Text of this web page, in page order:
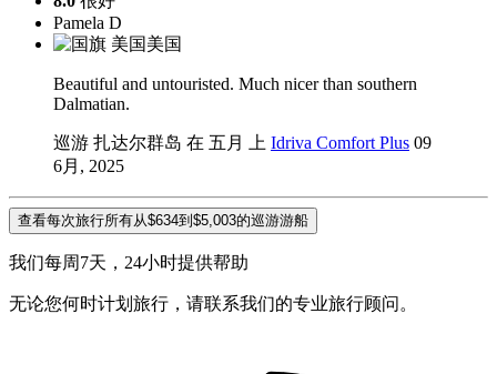
Pamela D
美国
Beautiful and untouristed. Much nicer than southern
Dalmatian.
巡游 扎达尔群岛 在 五月 上 Idriva Comfort Plus 09
6月, 2025
查看每次旅行所有从$634到$5,003的巡游游船
我们每周7天，24小时提供帮助
无论您何时计划旅行，请联系我们的专业旅行顾问。